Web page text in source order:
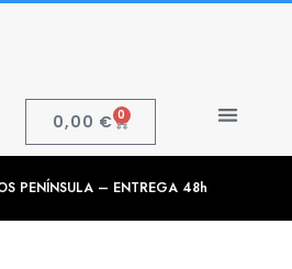
0,00 € 0
PENÍNSULA – ENTREGA 48h